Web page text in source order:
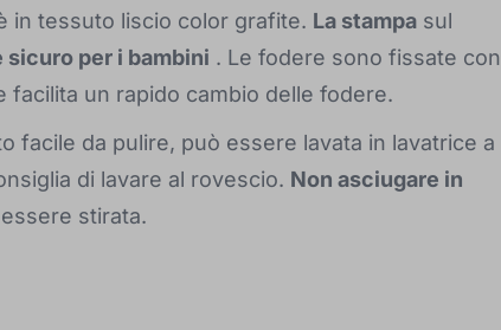
in tessuto liscio color grafite. La stampa sul
per i bambini . Le fodere sono fissate con
facilita un rapido cambio delle fodere.
facile da pulire, può essere lavata in lavatrice a
di lavare al rovescio. Non asciugare in
stirata.